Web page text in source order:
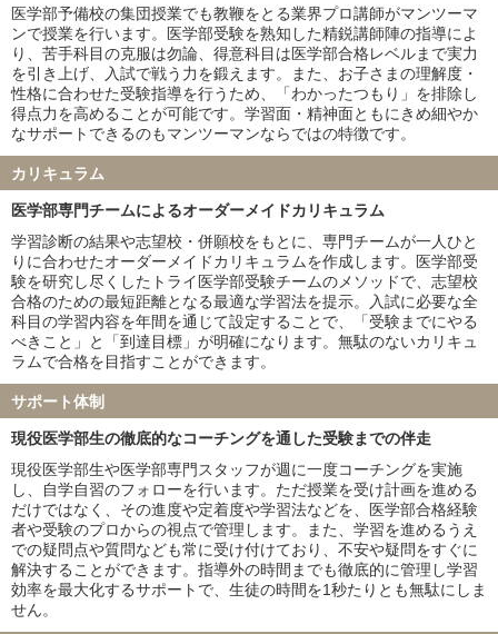
山形大学
福島県立医科大学
島根大学
佐賀大学
防衛医科大学校
私立大学
慶應義塾大学
東京慈恵会医科大学
大阪医科薬科大学
国際医療福祉大学
自治医科大学
東邦大学
産業医科大学
帝京大学
近畿大学
愛知医科大学
藤田医科大学
杏林大学
日本大学
兵庫医科大学
聖マリアンナ医科大学
福岡大学
久留米大学
岩手医科大学
東京女子医科大学
川崎医科大学
※家庭教師のトライ・個別教室のトライ・医学部受験予備校インテ
グラの合格実績を含みます
医学部予備校の集団授業でも教鞭をとる業界プロ講師がマンツーマ
ンで授業を行います。医学部受験を熟知した精鋭講師陣の指導によ
り、苦手科目の克服は勿論、得意科目は医学部合格レベルまで実力
を引き上げ、入試で戦う力を鍛えます。また、お子さまの理解度・
性格に合わせた受験指導を行うため、「わかったつもり」を排除し
得点力を高めることが可能です。学習面・精神面ともにきめ細やか
なサポートできるのもマンツーマンならではの特徴です。
カリキュラム
医学部専門チームによるオーダーメイドカリキュラム
学習診断の結果や志望校・併願校をもとに、専門チームが一人ひと
りに合わせたオーダーメイドカリキュラムを作成します。医学部受
験を研究し尽くしたトライ医学部受験チームのメソッドで、志望校
合格のための最短距離となる最適な学習法を提示。入試に必要な全
科目の学習内容を年間を通じて設定することで、「受験までにやる
べきこと」と「到達目標」が明確になります。無駄のないカリキュ
ラムで合格を目指すことができます。
サポート体制
現役医学部生の徹底的なコーチングを通した受験までの伴走
現役医学部生や医学部専門スタッフが週に一度コーチングを実施
し、自学自習のフォローを行います。ただ授業を受け計画を進める
だけではなく、その進度や定着度や学習法などを、医学部合格経験
者や受験のプロからの視点で管理します。また、学習を進めるうえ
での疑問点や質問なども常に受け付けており、不安や疑問をすぐに
解決することができます。指導外の時間までも徹底的に管理し学習
効率を最大化するサポートで、生徒の時間を1秒たりとも無駄にしま
せん。